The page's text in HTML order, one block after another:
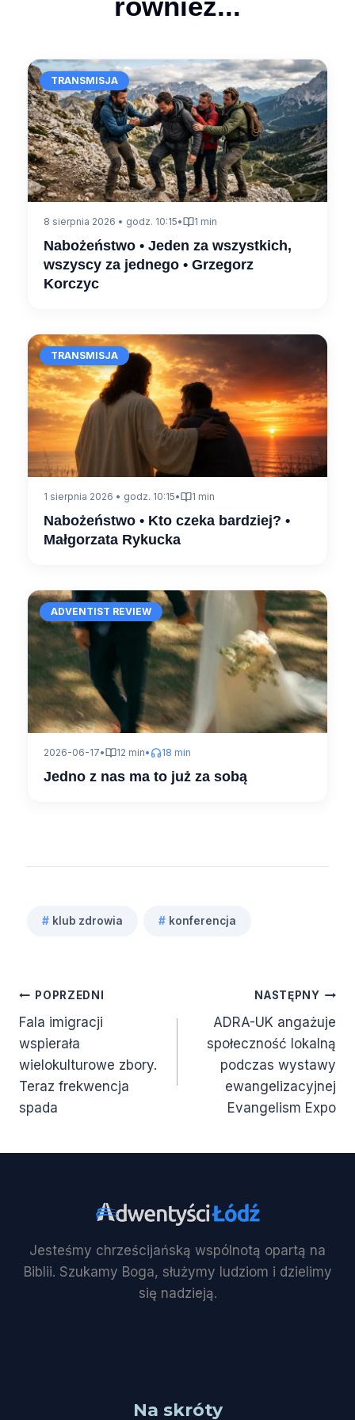
TRANSMISJA
8 sierpnia 2026 • godz. 10:15• 1 min
Nabożeństwo • Jeden za wszystkich,
wszyscy za jednego • Grzegorz
Korczyc
TRANSMISJA
1 sierpnia 2026 • godz. 10:15• 1 min
Nabożeństwo • Kto czeka bardziej? •
Małgorzata Rykucka
ADVENTIST REVIEW
2026-06-17• 12 min• 18 min
Jedno z nas ma to już za sobą
Tagi
# klub zdrowia # konferencja
Nawigacja
wpisu
POPRZEDNI
Fala imigracji
wspierała
wielokulturowe zbory.
Teraz frekwencja
spada
NASTĘPNY
ADRA-UK angażuje
społeczność lokalną
podczas wystawy
ewangelizacyjnej
Evangelism Expo
Jesteśmy chrześcijańską wspólnotą opartą na
Biblii. Szukamy Boga, służymy ludziom i dzielimy
się nadzieją.
Na skróty